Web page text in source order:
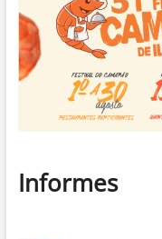
Informes